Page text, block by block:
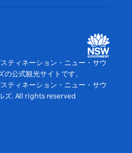
・ニュー・サウス・ウェール
ティネーション・ニュー・サウ
の公式観光サイトです。
ティネーション・ニュー・サウ
ズ. All rights reserved